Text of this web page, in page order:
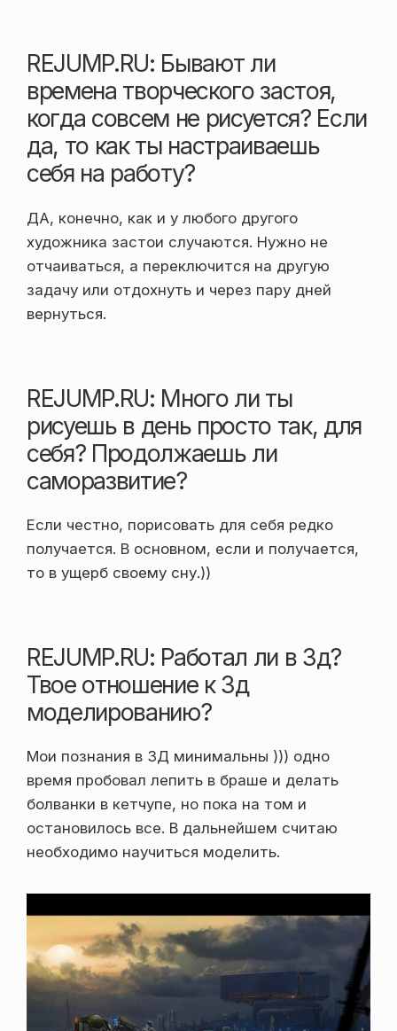
REJUMP.RU: Бывают ли
времена творческого застоя,
когда совсем не рисуется? Если
да, то как ты настраиваешь
себя на работу?
ДА, конечно, как и у любого другого
художника застои случаются. Нужно не
отчаиваться, а переключится на другую
задачу или отдохнуть и через пару дней
вернуться.
REJUMP.RU: Много ли ты
рисуешь в день просто так, для
себя? Продолжаешь ли
саморазвитие?
Если честно, порисовать для себя редко
получается. В основном, если и получается,
то в ущерб своему сну.))
REJUMP.RU: Работал ли в 3д?
Твое отношение к 3д
моделированию?
Мои познания в 3Д минимальны ))) одно
время пробовал лепить в браше и делать
болванки в кетчупе, но пока на том и
остановилось все. В дальнейшем считаю
необходимо научиться моделить.